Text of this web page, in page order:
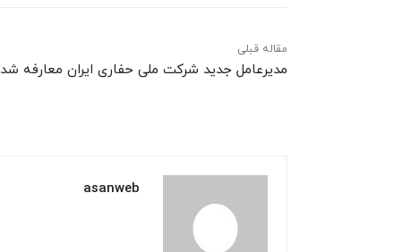
مقاله قبلی
مدیرعامل جدید شرکت ملی حفاری ایران معارفه شد
asanweb